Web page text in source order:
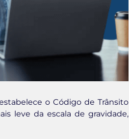
o Código de Trânsito
leve da escala de gravidade,